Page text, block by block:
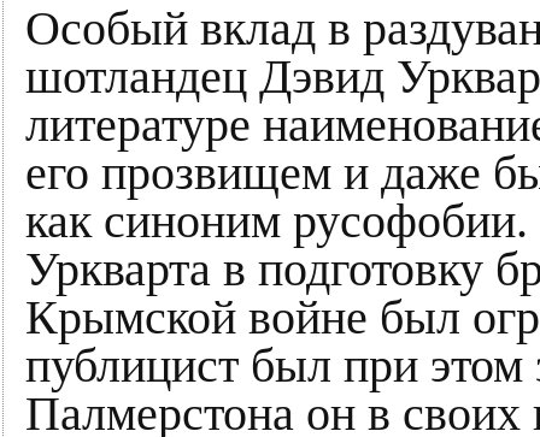
Особый вклад в
шотландец Дэвид
литературе
его прозвищем и даже
как синоним
Уркварта в подготовку
Крымской войне был
публицист был при
Палмерстона он в